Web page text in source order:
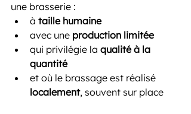
une brasserie :
à taille humaine
avec une production limitée
qui privilégie la qualité à la
quantité
et où le brassage est réalisé
localement, souvent sur place